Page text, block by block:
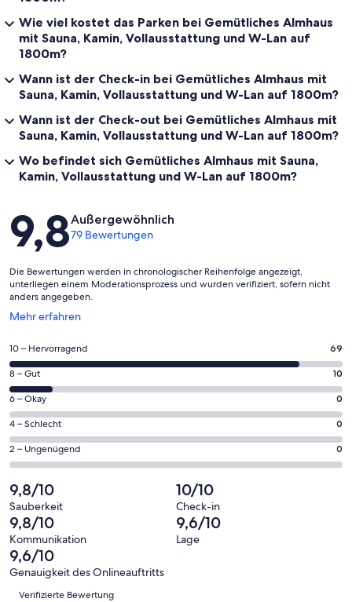
Wie viel kostet das Parken bei Gemütliches Almhaus
mit Sauna, Kamin, Vollausstattung und W-Lan auf
1800m?
Wann ist der Check-in bei Gemütliches Almhaus mit
Sauna, Kamin, Vollausstattung und W-Lan auf 1800m?
Wann ist der Check-out bei Gemütliches Almhaus mit
Sauna, Kamin, Vollausstattung und W-Lan auf 1800m?
Wo befindet sich Gemütliches Almhaus mit Sauna,
Kamin, Vollausstattung und W-Lan auf 1800m?
Bewertungen
9,8Außergewöhnlich
79 Bewertungen
Die Bewertungen werden in chronologischer Reihenfolge angezeigt,
unterliegen einem Moderationsprozess und wurden verifiziert, sofern nicht
anders angegeben.
Mehr erfahren
Wird
einem
neuen
Fenster
geöffnet
69
von
insgesamt
79
Gästebewertungen
haben
eine
Bewertung
von
10
-
Hervorragend
10 – Hervorragend 69
10
von
insgesamt
79
Gästebewertungen
haben
eine
Bewertung
von
8
-
Gut
8 – Gut 10
0
von
insgesamt
79
Gästebewertungen
haben
eine
Bewertung
von
6
-
Okay
6 – Okay 0
0
von
insgesamt
Gästebewertungen
haben
eine
Bewertung
von
4
4 – Schlecht 0
0
von
insgesamt
79
Gästebewertungen
haben
eine
Bewertung
von
2 – Ungenügend 0
9,8/10
Sauberkeit
10/10
Check-in
9,8/10
Kommunikation
9,6/10
Lage
9,6/10
Genauigkeit des Onlineauftritts
Bewertungen
Verifizierte Bewertung